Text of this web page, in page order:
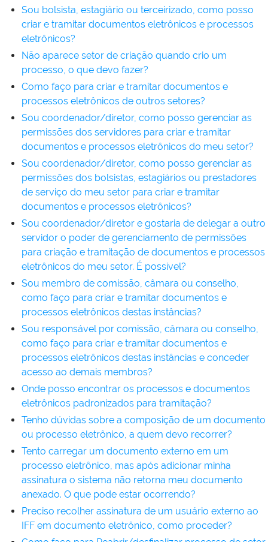
Sou bolsista, estagiário ou terceirizado, como posso
criar e tramitar documentos eletrônicos e processos
eletrônicos?
Não aparece setor de criação quando crio um
processo, o que devo fazer?
Como faço para criar e tramitar documentos e
processos eletrônicos de outros setores?
Sou coordenador/diretor, como posso gerenciar as
permissões dos servidores para criar e tramitar
documentos e processos eletrônicos do meu setor?
Sou coordenador/diretor, como posso gerenciar as
permissões dos bolsistas, estagiários ou prestadores
de serviço do meu setor para criar e tramitar
documentos e processos eletrônicos?
Sou coordenador/diretor e gostaria de delegar a outro
servidor o poder de gerenciamento de permissões
para criação e tramitação de documentos e processos
eletrônicos do meu setor. É possível?
Sou membro de comissão, câmara ou conselho,
como faço para criar e tramitar documentos e
processos eletrônicos destas instâncias?
Sou responsável por comissão, câmara ou conselho,
como faço para criar e tramitar documentos e
processos eletrônicos destas instâncias e conceder
acesso ao demais membros?
Onde posso encontrar os processos e documentos
eletrônicos padronizados para tramitação?
Tenho dúvidas sobre a composição de um documento
ou processo eletrônico, a quem devo recorrer?
Tento carregar um documento externo em um
processo eletrônico, mas após adicionar minha
assinatura o sistema não retorna meu documento
anexado. O que pode estar ocorrendo?
Preciso recolher assinatura de um usuário externo ao
IFF em documento eletrônico, como proceder?